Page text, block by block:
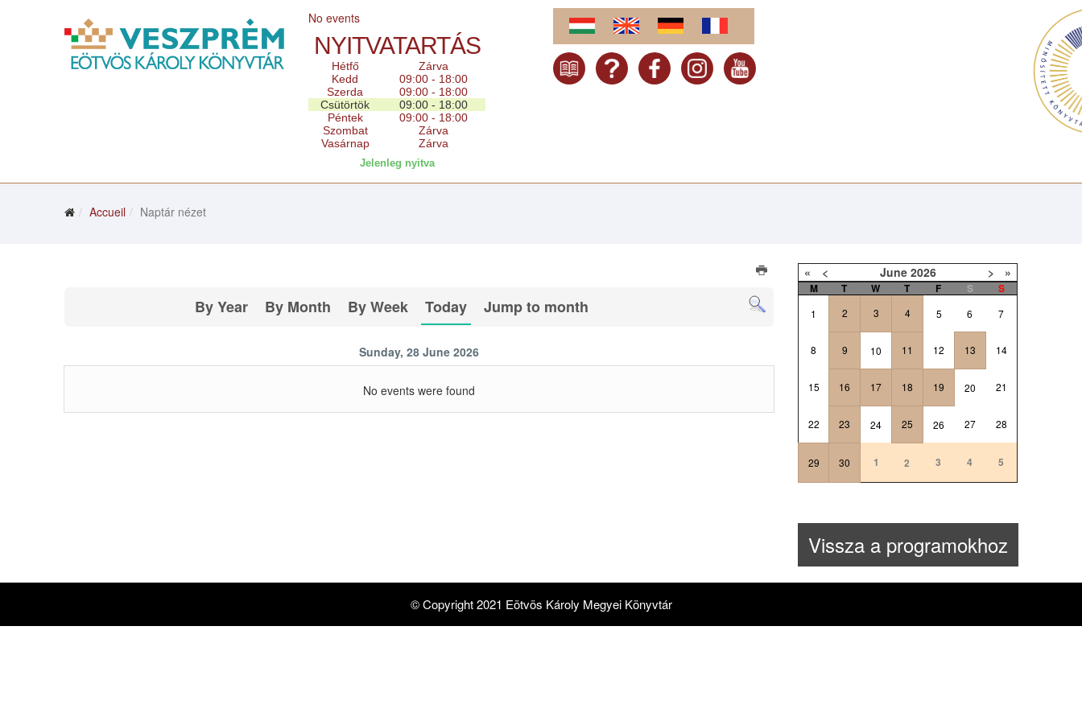
No events
NYITVATARTÁS
Hétfő
Zárva
Kedd
09:00 - 18:00
Szerda
09:00 - 18:00
Csütörtök
09:00 - 18:00
Péntek
09:00 - 18:00
Szombat
Zárva
Vasárnap
Zárva
Jelenleg nyitva
Accueil Naptár nézet
By Year By Month By Week Today Jump to month
Sunday, 28 June 2026
No events were found
« < June 2026 > »
M T W T F S S
1 2 3 4 5 6 7
8 9 10 11 12 13 14
15 16 17 18 19 20 21
22 23 24 25 26 27 28
29 30 1 2 3 4 5
Vissza a programokhoz
© Copyright 2021 Eötvös Károly Megyei Könyvtár